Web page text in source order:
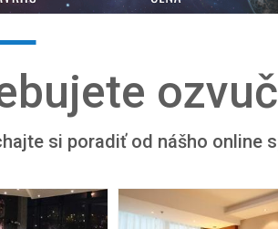
si poradiť od nášho online